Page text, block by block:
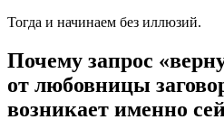
Тогда и начинаем без иллюзий.
Почему запрос
от любовницы
возникает именно